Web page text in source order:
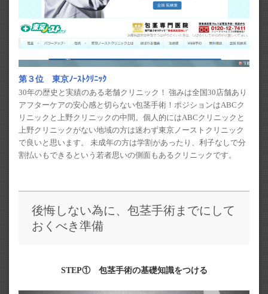
第３位 東京ﾉｰｽﾄｸﾘﾆｯｸ
30年の歴史と実績のある老舗クリニック！ 強みは全国30店舗あり
アフターケアの安心感と切らない包茎手術！ポジションはABCク
リニックと上野クリニックの中間。個人的にはABCクリニックと
上野クリニックがない地域の方は迷わず東京ノーストクリニック
で良いと思います。 未成年の方は学割があったり、利子なしで分
割払いもできるという若者思いの側面もあるクリニックです。
後悔しない為に、包茎手術までにして
おくべき準備
STEP① 包茎手術の基礎知識をつける